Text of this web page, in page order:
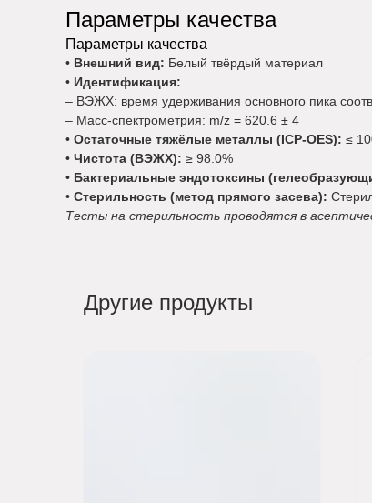
Параметры качества
Параметры качества
• Внешний вид: Белый твёрдый материал
• Идентификация:
– ВЭЖХ: время удерживания основного пика
– Масс-спектрометрия: m/z = 620.6 ± 4
• Остаточные тяжёлые металлы (ICP-OES): ≤
• Чистота (ВЭЖХ): ≥ 98.0%
• Бактериальные эндотоксины
• Стерильность (метод прямого засева):
Тесты на стерильность проводятся в
Другие продукты